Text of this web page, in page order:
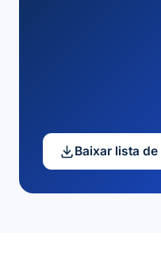
Baixar lista